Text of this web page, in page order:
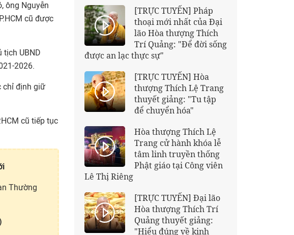
ông Nguyễn
cũ được
tịch UBND
2026.
chỉ định giữ
cũ tiếp tục
Thường
[TRỰC TUYẾN] Pháp
thoại mới nhất của Đại
lão Hòa thượng Thích
Trí Quảng: "Để đời sống
được an lạc thực sự"
[TRỰC TUYẾN] Hòa
thượng Thích Lệ Trang
thuyết giảng: "Tu tập
để chuyển hóa"
Hòa thượng Thích Lệ
Trang cử hành khóa lễ
tâm linh truyền thống
Phật giáo tại Công viên
Lê Thị Riêng
[TRỰC TUYẾN] Đại lão
Hòa thượng Thích Trí
Quảng thuyết giảng:
"Hiểu đúng về kinh